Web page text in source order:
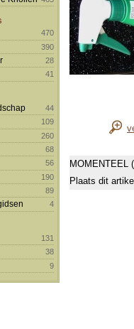
470
390
28
41
44
109
260
68
56
190
89
4
131
38
9
MOMENTEEL
Plaats dit